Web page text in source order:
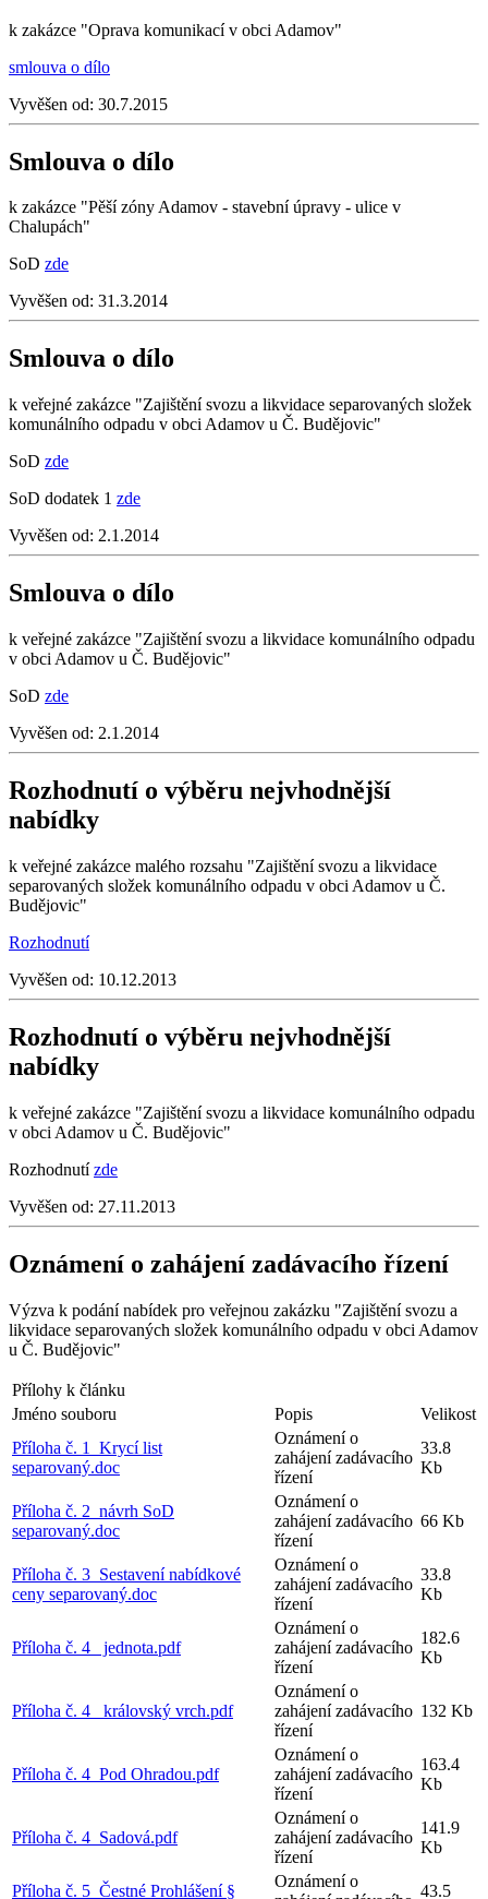
k zakázce "Oprava komunikací v obci Adamov"
smlouva o dílo
Vyvěšen od: 30.7.2015
Smlouva o dílo
k zakázce "Pěší zóny Adamov - stavební úpravy - ulice v
Chalupách"
SoD zde
Vyvěšen od: 31.3.2014
Smlouva o dílo
k veřejné zakázce "Zajištění svozu a likvidace separovaných složek
komunálního odpadu v obci Adamov u Č. Budějovic"
SoD zde
SoD dodatek 1 zde
Vyvěšen od: 2.1.2014
Smlouva o dílo
k veřejné zakázce "Zajištění svozu a likvidace komunálního odpadu
v obci Adamov u Č. Budějovic"
SoD zde
Vyvěšen od: 2.1.2014
Rozhodnutí o výběru nejvhodnější
nabídky
k veřejné zakázce malého rozsahu "Zajištění svozu a likvidace
separovaných složek komunálního odpadu v obci Adamov u Č.
Budějovic"
Rozhodnutí
Vyvěšen od: 10.12.2013
Rozhodnutí o výběru nejvhodnější
nabídky
k veřejné zakázce "Zajištění svozu a likvidace komunálního odpadu
v obci Adamov u Č. Budějovic"
Rozhodnutízde
Vyvěšen od: 27.11.2013
Oznámení o zahájení zadávacího řízení
Výzva k podání nabídek pro veřejnou zakázku "Zajištění svozu a
likvidace separovaných složek komunálního odpadu v obci Adamov
u Č. Budějovic"
Přílohy k článku
Jméno souboru
Popis
Velikost
Příloha č. 1_Krycí list
separovaný.doc
Oznámení o
zahájení zadávacího
řízení
33.8
Kb
Příloha č. 2_návrh SoD
separovaný.doc
Oznámení o
zahájení zadávacího
řízení
66 Kb
Příloha č. 3_Sestavení nabídkové
ceny separovaný.doc
Oznámení o
zahájení zadávacího
řízení
33.8
Kb
Příloha č. 4_ jednota.pdf
Oznámení o
zahájení zadávacího
řízení
182.6
Kb
Příloha č. 4_ královský vrch.pdf
Oznámení o
zahájení zadávacího
řízení
132 Kb
Příloha č. 4_Pod Ohradou.pdf
Oznámení o
zahájení zadávacího
řízení
163.4
Kb
Příloha č. 4_Sadová.pdf
Oznámení o
zahájení zadávacího
řízení
141.9
Kb
Příloha č. 5_Čestné Prohlášení §
Oznámení o
43.5